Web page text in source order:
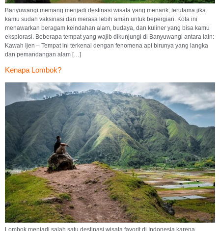
Banyuwangi memang menjadi destinasi wisata yang menarik, terutama jika
kamu sudah vaksinasi dan merasa lebih aman untuk bepergian. Kota ini
menawarkan beragam keindahan alam, budaya, dan kuliner yang bisa kamu
eksplorasi. Beberapa tempat yang wajib dikunjungi di Banyuwangi antara lain:
Kawah Ijen – Tempat ini terkenal dengan fenomena api birunya yang langka
dan pemandangan alam […]
Kenapa Lombok?
Lombok menjadi salah satu destinasi wisata favorit di Indonesia karena